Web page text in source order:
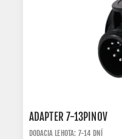
ADAPTER 7-13PINOV
DODACIA LEHOTA: 7-14 DNÍ